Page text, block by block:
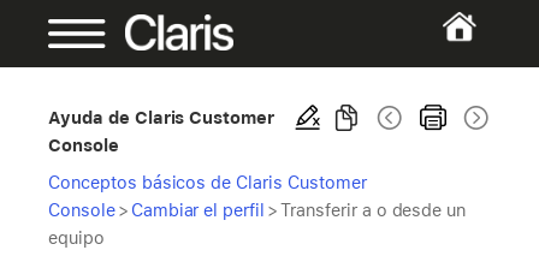
Ayuda de Claris Customer
Console
Conceptos básicos de Claris Customer
Console> Cambiar el perfil >Transferir a o desde un
equipo